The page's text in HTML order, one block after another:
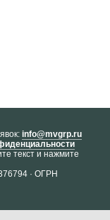
info@mvgrp.ru
текст и нажмите
· ОГРН